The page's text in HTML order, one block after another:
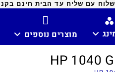
עם שליח עד הבית חינם בקנייה
מוצרים נוספים